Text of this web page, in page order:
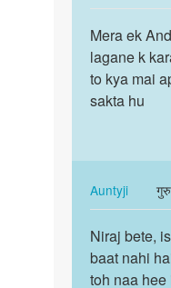
to
चिंता
मत
by
Mera
ek
Andcosh
bachpan
Mera ek
lagane k
to kya mai
sakta hu
AuntyjiIn
reply
to
Mera
ek
Niraj
bete,
ismein
Niraj bete,
baat nahi
toh naa